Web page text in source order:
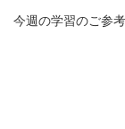
今週の学習のご参